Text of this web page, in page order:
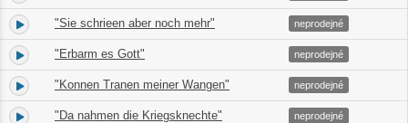
41. "Sie schrieen aber noch mehr" 02:00
neprodejné
42. "Erbarm es Gott" 01:02
neprodejné
43. "Konnen Tranen meiner Wangen" 06:42
neprodejné
44. "Da nahmen die Kriegsknechte" 04:12
neprodejné